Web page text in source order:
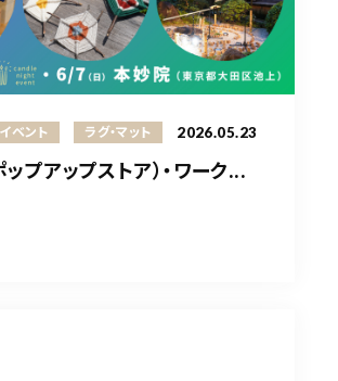
イベント ラグ・マット 2026.05.23
プアップストア）・ワーク...